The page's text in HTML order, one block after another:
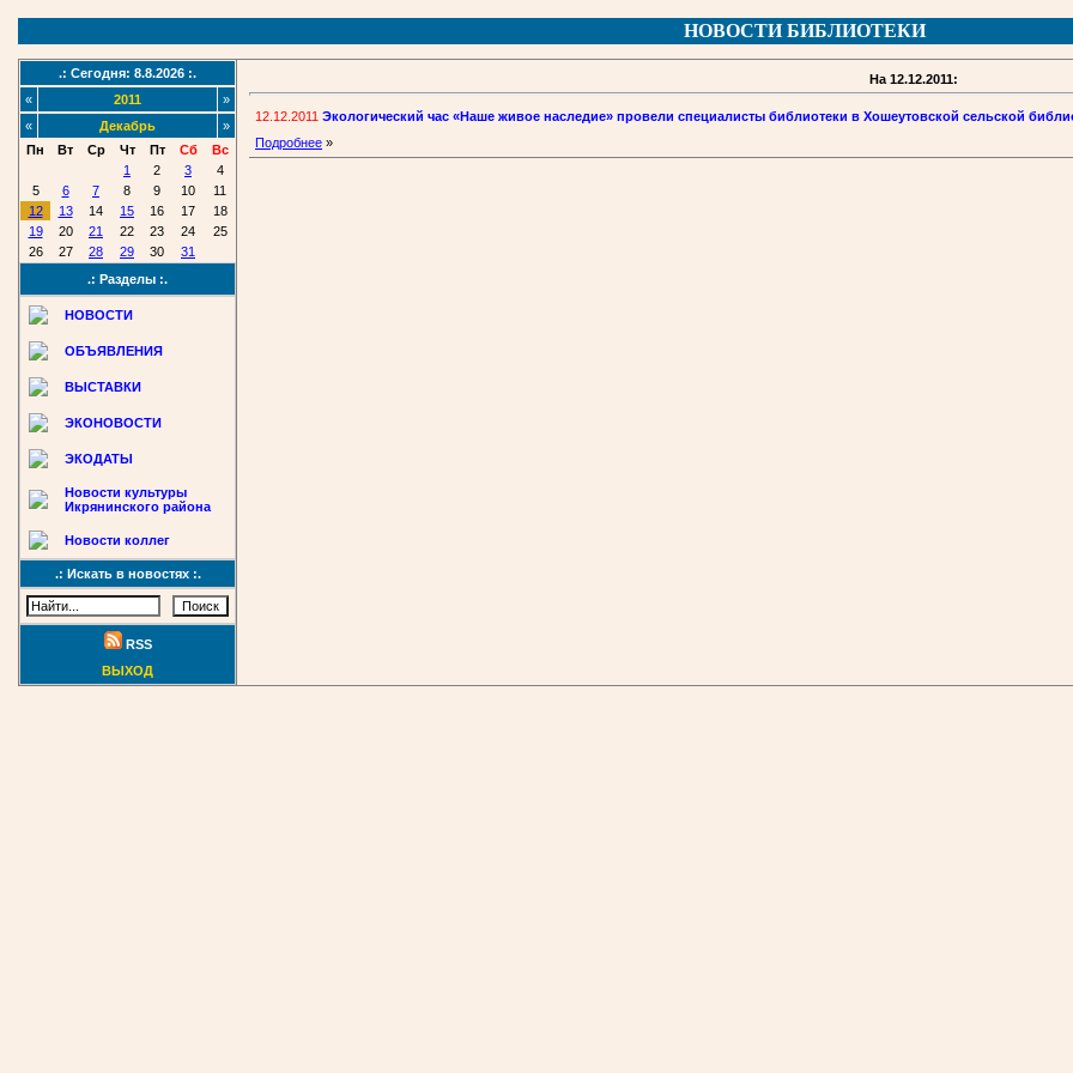
НОВОСТИ БИБЛИОТЕКИ
.: Сегодня: 8.8.2026 :.
«
2011
»
«
Декабрь
»
Пн
Вт Ср Чт Пт Сб
Вс
1
2 3
4
5
6 7 8 9 10
11
12
13 14 15 16 17
18
19
20 21 22 23 24
25
26
27 28 29 30
31
.: Разделы :.
НОВОСТИ
ОБЪЯВЛЕНИЯ
ВЫСТАВКИ
ЭКОНОВОСТИ
ЭКОДАТЫ
Новости культуры
Икрянинского района
Новости коллег
.: Искать в новостях :.
RSS
ВЫХОД
На 12.12.2011:
12.12.2011 Экологический час «Наше живое наследие» провели специалисты библиотеки в Хошеутовской сельской
Подробнее »